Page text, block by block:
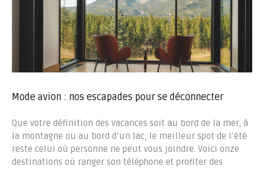
Mode avion : nos escapades pour se déconnecter
Que votre définition des vacances soit au bord de la mer, à
la montagne ou au bord d’un lac, le meilleur spot de l’été
reste celui où personne ne peut vous joindre. Voici onze
destinations où ranger son téléphone et profiter des